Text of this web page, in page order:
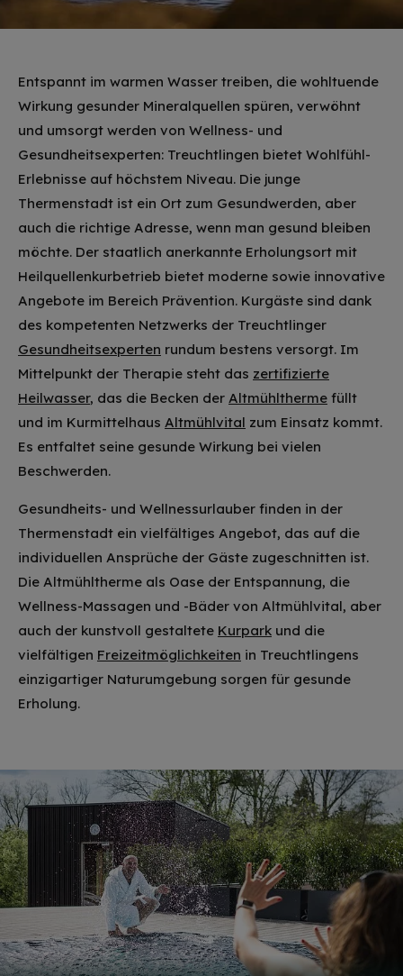
Entspannt im warmen Wasser treiben, die wohltuende
Wirkung gesunder Mineralquellen spüren, verwöhnt
und umsorgt werden von Wellness- und
Gesundheitsexperten: Treuchtlingen bietet Wohlfühl-
Erlebnisse auf höchstem Niveau. Die junge
Thermenstadt ist ein Ort zum Gesundwerden, aber
auch die richtige Adresse, wenn man gesund bleiben
möchte. Der staatlich anerkannte Erholungsort mit
Heilquellenkurbetrieb bietet moderne sowie innovative
Angebote im Bereich Prävention. Kurgäste sind dank
des kompetenten Netzwerks der Treuchtlinger
Gesundheitsexperten rundum bestens versorgt. Im
Mittelpunkt der Therapie steht das zertifizierte
Heilwasser, das die Becken der Altmühltherme füllt
und im Kurmittelhaus Altmühlvital zum Einsatz kommt.
Es entfaltet seine gesunde Wirkung bei vielen
Beschwerden.
Gesundheits- und Wellnessurlauber finden in der
Thermenstadt ein vielfältiges Angebot, das auf die
individuellen Ansprüche der Gäste zugeschnitten ist.
Die Altmühltherme als Oase der Entspannung, die
Wellness-Massagen und -Bäder von Altmühlvital, aber
auch der kunstvoll gestaltete Kurpark und die
vielfältigen Freizeitmöglichkeiten in Treuchtlingens
einzigartiger Naturumgebung sorgen für gesunde
Erholung.